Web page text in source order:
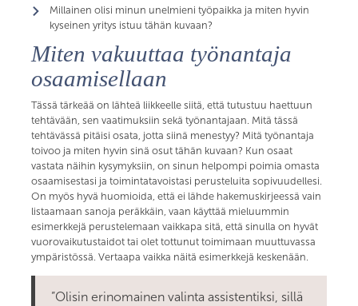
Millainen olisi minun unelmieni työpaikka ja miten hyvin
kyseinen yritys istuu tähän kuvaan?
Miten vakuuttaa työnantaja
osaamisellaan
Tässä tärkeää on lähteä liikkeelle siitä, että tutustuu haettuun
tehtävään, sen vaatimuksiin sekä työnantajaan. Mitä tässä
tehtävässä pitäisi osata, jotta siinä menestyy? Mitä työnantaja
toivoo ja miten hyvin sinä osut tähän kuvaan? Kun osaat
vastata näihin kysymyksiin, on sinun helpompi poimia omasta
osaamisestasi ja toimintatavoistasi perusteluita sopivuudellesi.
On myös hyvä huomioida, että ei lähde hakemuskirjeessä vain
listaamaan sanoja peräkkäin, vaan käyttää mieluummin
esimerkkejä perustelemaan vaikkapa sitä, että sinulla on hyvät
vuorovaikutustaidot tai olet tottunut toimimaan muuttuvassa
ympäristössä. Vertaapa vaikka näitä esimerkkejä keskenään.
”Olisin erinomainen valinta assistentiksi, sillä